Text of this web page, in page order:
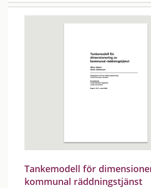
Tankemodell för
kommunal räddningstjänst